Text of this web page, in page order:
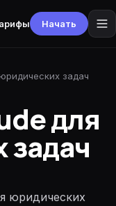
Начать
задач
для
юридических